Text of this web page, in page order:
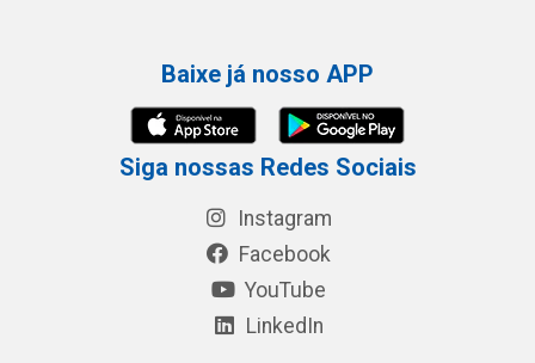
Baixe já nosso APP
Siga nossas Redes Sociais
Instagram
Facebook
YouTube
LinkedIn